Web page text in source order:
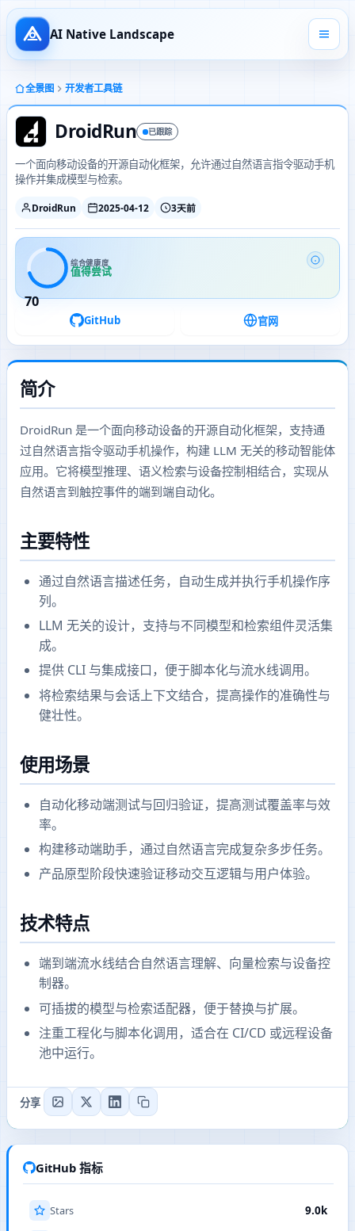
AI Native Landscape
全景图 开发者工具链
DroidRun 已跟踪
一个面向移动设备的开源自动化框架，允许通过自然语言指令驱动手机
操作并集成模型与检索。
DroidRun 2025-04-12 3天前
70
综合健康度
值得尝试
GitHub 官网
简介
DroidRun 是一个面向移动设备的开源自动化框架，支持通
过自然语言指令驱动手机操作，构建 LLM 无关的移动智能体
应用。它将模型推理、语义检索与设备控制相结合，实现从
自然语言到触控事件的端到端自动化。
主要特性
通过自然语言描述任务，自动生成并执行手机操作序
列。
LLM 无关的设计，支持与不同模型和检索组件灵活集
成。
提供 CLI 与集成接口，便于脚本化与流水线调用。
将检索结果与会话上下文结合，提高操作的准确性与
健壮性。
使用场景
自动化移动端测试与回归验证，提高测试覆盖率与效
率。
构建移动端助手，通过自然语言完成复杂多步任务。
产品原型阶段快速验证移动交互逻辑与用户体验。
技术特点
端到端流水线结合自然语言理解、向量检索与设备控
制器。
可插拔的模型与检索适配器，便于替换与扩展。
注重工程化与脚本化调用，适合在 CI/CD 或远程设备
池中运行。
分享
GitHub 指标
Stars 9.0k